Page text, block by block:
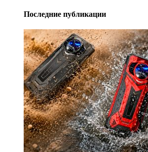
Последние публикации